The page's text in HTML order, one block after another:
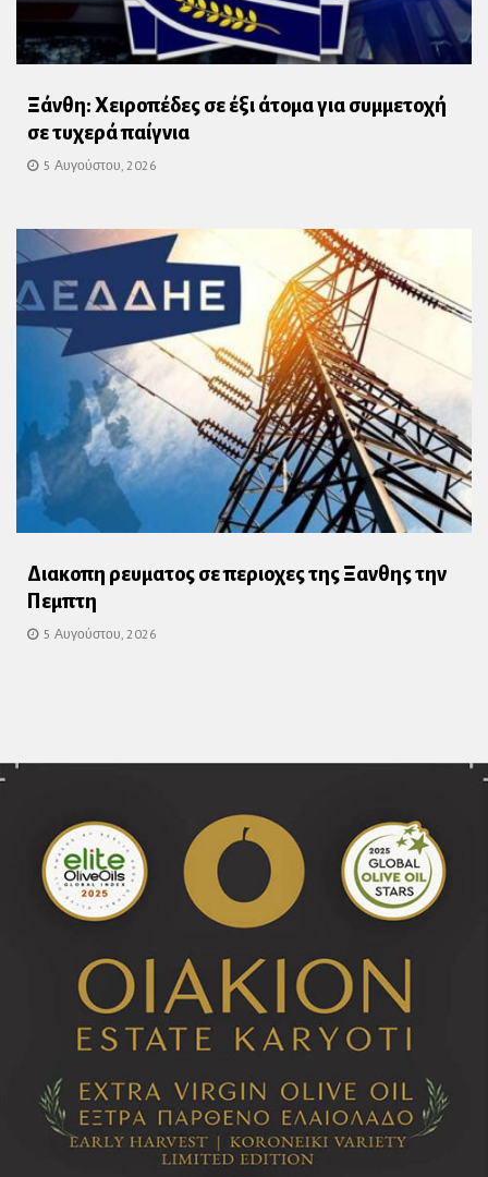
Ξάνθη: Χειροπέδες σε έξι άτομα για συμμετοχή
σε τυχερά παίγνια
5 Αυγούστου, 2026
Διακοπη ρευματος σε περιοχες της Ξανθης την
Πεμπτη
5 Αυγούστου, 2026